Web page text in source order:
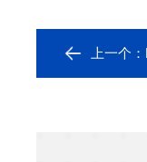
上一个：